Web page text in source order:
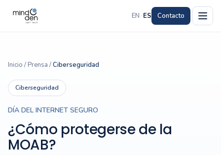
EN · ES Contacto
Inicio / Prensa /Ciberseguridad
Ciberseguridad
DÍA DEL INTERNET SEGURO
¿Cómo protegerse de la
MOAB?